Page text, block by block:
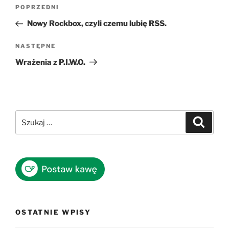
Poprzedni
wpis
POPRZEDNI
Nowy Rockbox, czyli czemu lubię RSS.
Następny
wpis
NASTĘPNE
Wrażenia z P.I.W.O.
OSTATNIE WPISY